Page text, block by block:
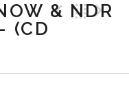
& NDR
(CD